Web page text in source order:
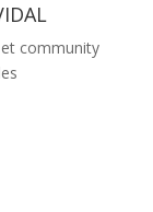
community